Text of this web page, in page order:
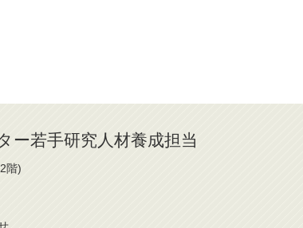
ー若手研究人材養成担当
階)